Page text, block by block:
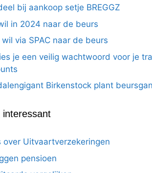
bij aankoop setje BREGGZ
in 2024 naar de beurs
wil via SPAC naar de beurs
je een veilig wachtwoord voor je
Birkenstock plant
interessant
over Uitvaartverzekeringen
pensioen